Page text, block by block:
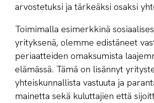
arvostetuksi ja tärkeäksi osaksi
Toimimalla esimerkkinä
yrityksenä, olemme edistäneet
periaatteiden omaksumista
elämässä. Tämä on lisännyt
yhteiskunnallista vastuuta ja
mainetta sekä kuluttajien että